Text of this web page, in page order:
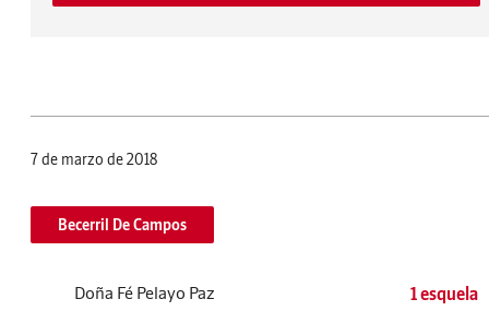
7 de marzo de 2018
Becerril De Campos
Doña Fé Pelayo Paz 1 esquela